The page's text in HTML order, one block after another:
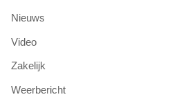
Nieuws
Video
Zakelijk
Weerbericht